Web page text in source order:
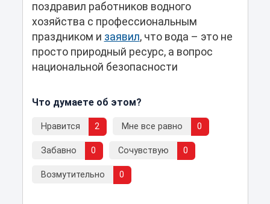
поздравил работников водного
хозяйства с профессиональным
праздником и заявил, что вода – это не
просто природный ресурс, а вопрос
национальной безопасности
Что думаете об этом?
Нравится 2 Мне все равно 0
Забавно 0 Сочувствую 0
Возмутительно 0